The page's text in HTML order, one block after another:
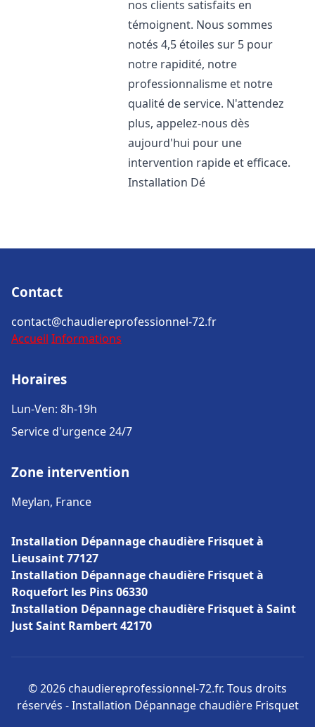
nos clients satisfaits en
témoignent. Nous sommes
notés 4,5 étoiles sur 5 pour
notre rapidité, notre
professionnalisme et notre
qualité de service. N'attendez
plus, appelez-nous dès
aujourd'hui pour une
intervention rapide et efficace.
Installation Dé
Contact
contact@chaudiereprofessionnel-72.fr
Accueil Informations
Horaires
Lun-Ven: 8h-19h
Service d'urgence 24/7
Zone intervention
Meylan, France
Installation Dépannage chaudière Frisquet à
Lieusaint 77127
Installation Dépannage chaudière Frisquet à
Roquefort les Pins 06330
Installation Dépannage chaudière Frisquet à Saint
Just Saint Rambert 42170
© 2026 chaudiereprofessionnel-72.fr. Tous droits
réservés - Installation Dépannage chaudière Frisquet